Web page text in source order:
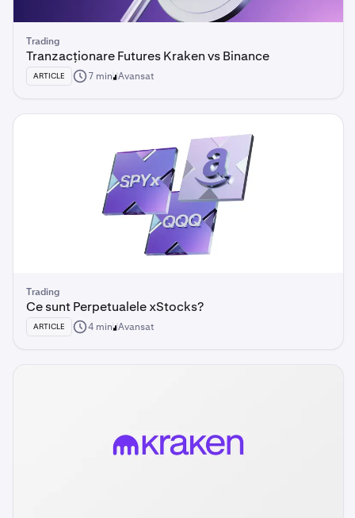
Trading
Tranzacționare Futures Kraken vs Binance
ARTICLE 7 min Avansat
Trading
Ce sunt Perpetualele xStocks?
ARTICLE 4 min Avansat